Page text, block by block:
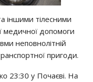
іншими тілесними
допомоги
неповнолітній
пригоди.
23:30 у Почаєві. На